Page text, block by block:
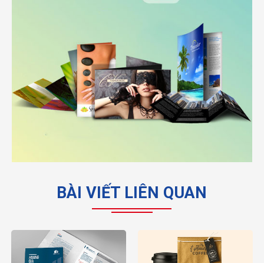
BÀI VIẾT LIÊN QUAN